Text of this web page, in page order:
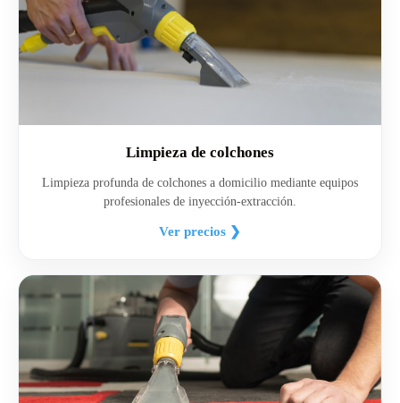
Limpieza de colchones
Limpieza profunda de colchones a domicilio mediante equipos
profesionales de inyección-extracción.
Ver precios ❯